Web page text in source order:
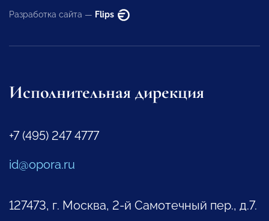
Разработка сайта — Flips
Исполнительная дирекция
+7 (495) 247 4777
id@opora.ru
127473, г. Москва, 2-й Самотечный пер., д.7.